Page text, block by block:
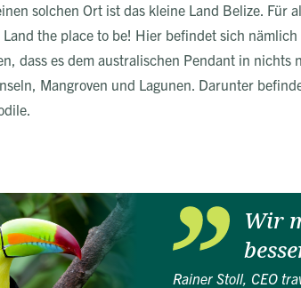
solchen Ort ist das kleine Land Belize.
the place to be! Hier befindet sich
dass es dem australischen Pendant in
Mangroven und Lagunen. Darunter
Wir
Rainer Stoll, CEO